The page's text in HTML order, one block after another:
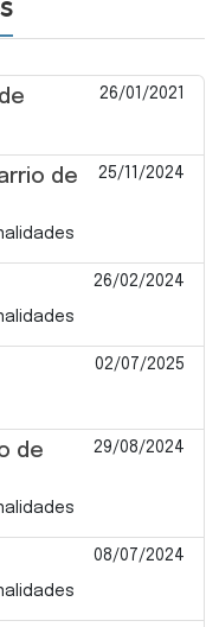
26/01/2021
de
25/11/2024
26/02/2024
02/07/2025
de
29/08/2024
08/07/2024